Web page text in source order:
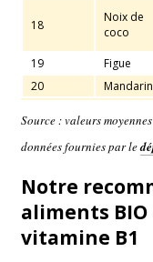
18
Noix de
coco
19
Figue
20
Source : valeurs
données fournies par le
Notre
aliments
vitamine B1